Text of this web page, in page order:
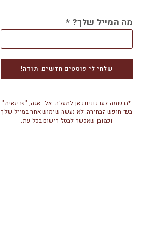
מה המייל שלך? *
*הרשמה לעדכונים כאן למעלה. אל דאגה, "פריזאית"
בעד חופש הבחירה. לא נעשה שימוש אחר במייל שלך
וכמובן שאפשר לבטל רישום בכל עת.